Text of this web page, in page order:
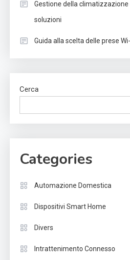
Gestione della
soluzioni
Guida alla scelta delle prese
Cerca
Categories
Automazione Domestica
Dispositivi Smart Home
Divers
Intrattenimento Connesso